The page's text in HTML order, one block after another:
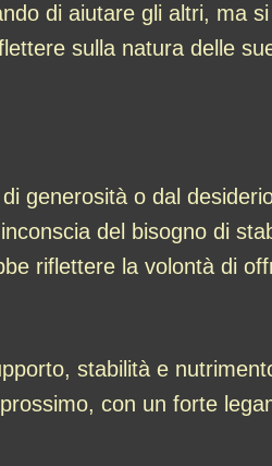
di aiutare gli altri, ma
sulla natura delle
generosità o dal
del bisogno di
riflettere la volontà di
stabilità e
con un forte